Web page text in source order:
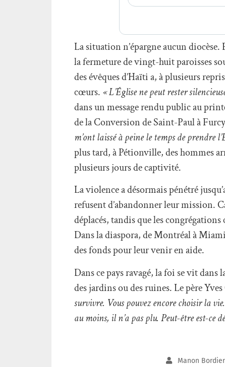
La situation n’épargne aucun
la fermeture de vingt-huit paroisses
des évêques d’Haïti a, à plusieurs
cœurs. « L’Église ne peut rester
dans un message rendu public au
de la Conversion de Saint-Paul à
m’ont laissé à peine le temps de prendre
plus tard, à Pétionville, des hommes
plusieurs jours de captivité.
La violence a désormais pénétré
refusent d’abandonner leur mission.
déplacés, tandis que les
Dans la diaspora, de Montréal à
des fonds pour leur venir en aide.
Dans ce pays ravagé, la foi se vit dans
des jardins ou des ruines. Le père
survivre. Vous pouvez encore choisir la
au moins, il n’a pas plu. Peut-être est-ce
Manon Bordier